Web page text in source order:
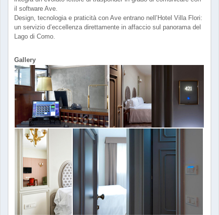
il software Ave.
Design, tecnologia e praticità con Ave entrano nell’Hotel Villa Flori:
un servizio d’eccellenza direttamente in affaccio sul panorama del
Lago di Como.
Gallery